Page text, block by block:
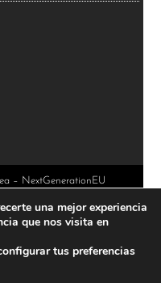
– NextGenerationEU
una mejor experiencia
que nos visita en
tus preferencias